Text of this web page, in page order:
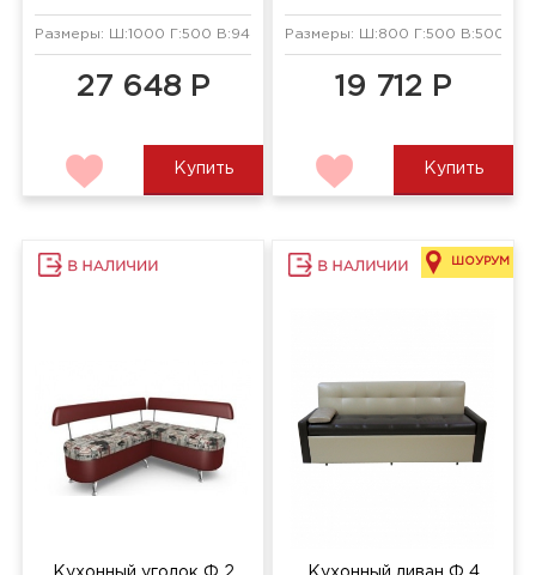
Размеры: Ш:1000 Г:500 В:940 мм
27 648 Р
Купить
Размеры: Ш:800 Г:500 В:500 мм
19 712 Р
Купить
ШОУРУМ